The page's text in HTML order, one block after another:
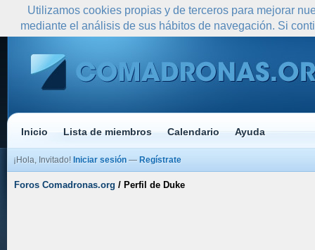
Inicio Lista de miembros Calendario Ayuda
¡Hola, Invitado! Iniciar sesión — Regístrate
Foros Comadronas.org / Perfil de Duke
Utilizamos cookies propias y de terceros para mejorar
mediante el análisis de sus hábitos de navegación. Si